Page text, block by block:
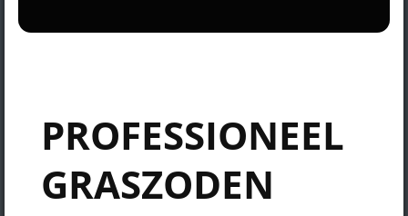
PROFESSIONEEL
GRASZODEN